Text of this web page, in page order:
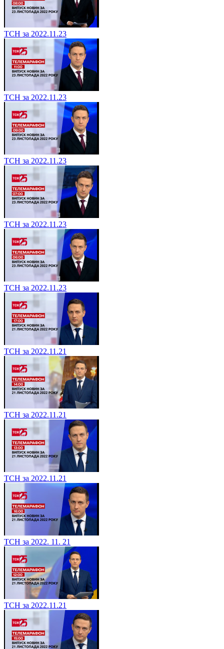
ТСН за 2022.11.23
ТСН за 2022.11.23
ТСН за 2022.11.23
ТСН за 2022.11.23
ТСН за 2022.11.23
ТСН за 2022.11.21
ТСН за 2022.11.21
ТСН за 2022.11.21
ТСН за 2022. 11. 21
ТСН за 2022.11.21